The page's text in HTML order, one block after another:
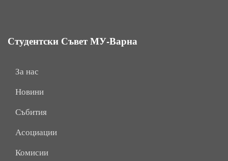
Студентски Съвет МУ-Варна
За нас
Новини
Събития
Асоциации
Комисии